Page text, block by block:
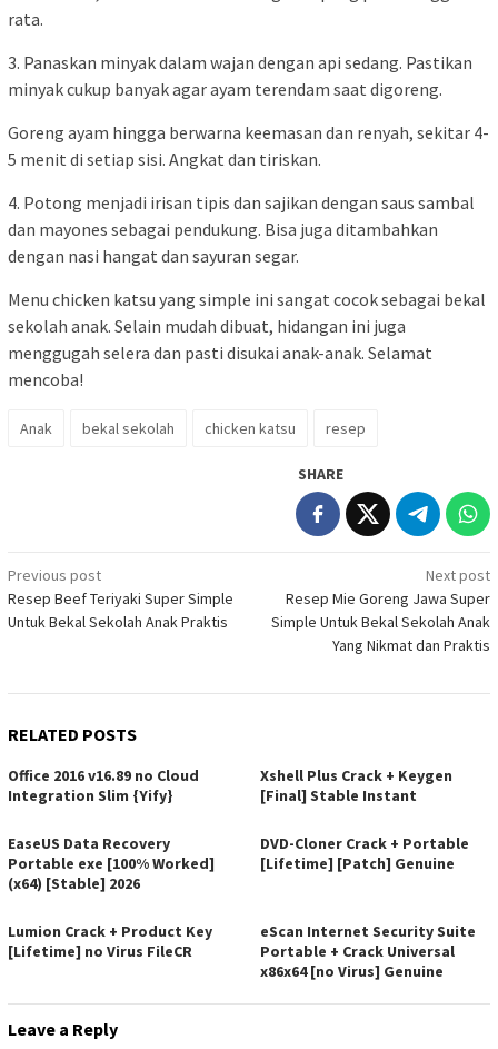
rata.
3. Panaskan minyak dalam wajan dengan api sedang. Pastikan
minyak cukup banyak agar ayam terendam saat digoreng.
Goreng ayam hingga berwarna keemasan dan renyah, sekitar 4-
5 menit di setiap sisi. Angkat dan tiriskan.
4. Potong menjadi irisan tipis dan sajikan dengan saus sambal
dan mayones sebagai pendukung. Bisa juga ditambahkan
dengan nasi hangat dan sayuran segar.
Menu chicken katsu yang simple ini sangat cocok sebagai bekal
sekolah anak. Selain mudah dibuat, hidangan ini juga
menggugah selera dan pasti disukai anak-anak. Selamat
mencoba!
Anak bekal sekolah chicken katsu resep
SHARE
Post
navigation
Previous post
Resep Beef Teriyaki Super Simple
Untuk Bekal Sekolah Anak Praktis
Next post
Resep Mie Goreng Jawa Super
Simple Untuk Bekal Sekolah Anak
Yang Nikmat dan Praktis
RELATED POSTS
Office 2016 v16.89 no Cloud
Integration Slim {Yify}
Xshell Plus Crack + Keygen
[Final] Stable Instant
EaseUS Data Recovery
Portable exe [100% Worked]
(x64) [Stable] 2026
DVD-Cloner Crack + Portable
[Lifetime] [Patch] Genuine
Lumion Crack + Product Key
[Lifetime] no Virus FileCR
eScan Internet Security Suite
Portable + Crack Universal
x86x64 [no Virus] Genuine
Leave a Reply